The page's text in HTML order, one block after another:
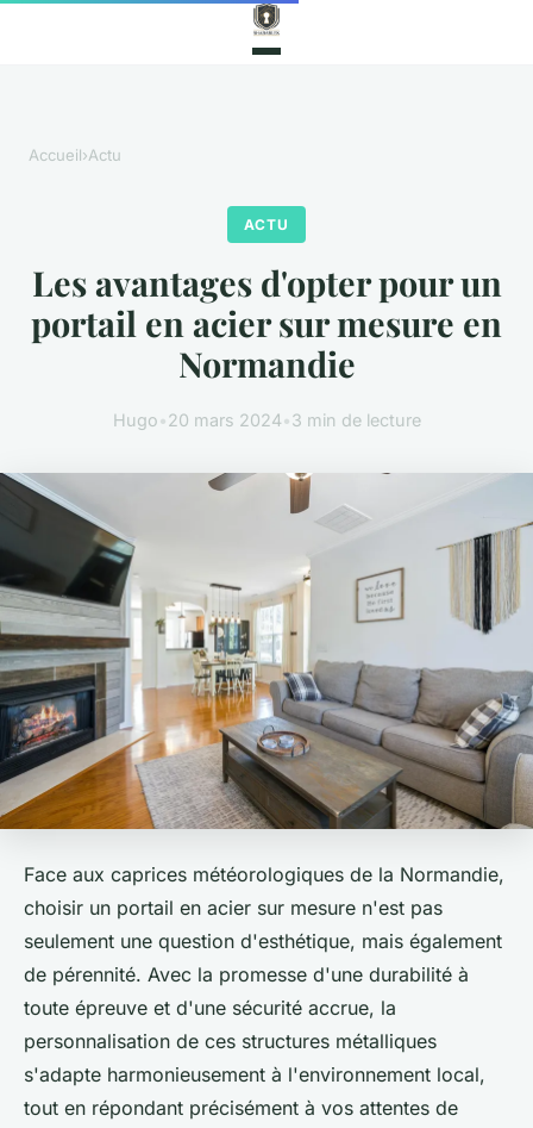
Accueil›Actu
ACTU
Les avantages d'opter pour un
portail en acier sur mesure en
Normandie
Hugo•20 mars 2024•3 min de lecture
Face aux caprices météorologiques de la Normandie,
choisir un portail en acier sur mesure n'est pas
seulement une question d'esthétique, mais également
de pérennité. Avec la promesse d'une durabilité à
toute épreuve et d'une sécurité accrue, la
personnalisation de ces structures métalliques
s'adapte harmonieusement à l'environnement local,
tout en répondant précisément à vos attentes de